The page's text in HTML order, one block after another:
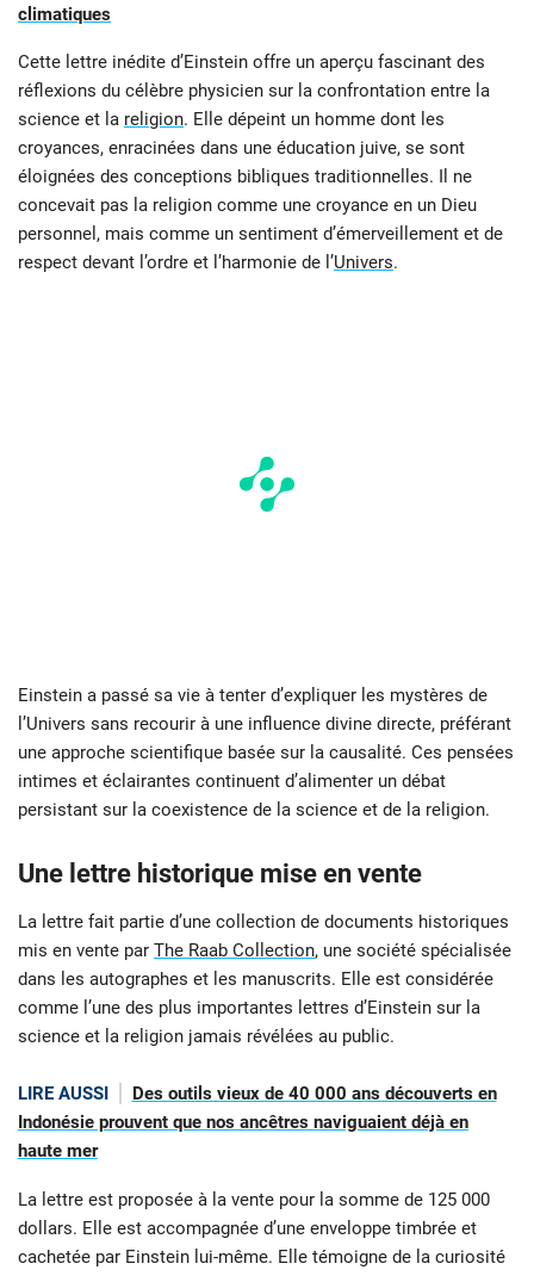
climatiques
Cette lettre inédite d’Einstein offre un aperçu fascinant des
réflexions du célèbre physicien sur la confrontation entre la
science et la religion. Elle dépeint un homme dont les
croyances, enracinées dans une éducation juive, se sont
éloignées des conceptions bibliques traditionnelles. Il ne
concevait pas la religion comme une croyance en un Dieu
personnel, mais comme un sentiment d’émerveillement et de
respect devant l’ordre et l’harmonie de l’Univers.
Einstein a passé sa vie à tenter d’expliquer les mystères de
l’Univers sans recourir à une influence divine directe, préférant
une approche scientifique basée sur la causalité. Ces pensées
intimes et éclairantes continuent d’alimenter un débat
persistant sur la coexistence de la science et de la religion.
Une lettre historique mise en vente
La lettre fait partie d’une collection de documents historiques
mis en vente par The Raab Collection, une société spécialisée
dans les autographes et les manuscrits. Elle est considérée
comme l’une des plus importantes lettres d’Einstein sur la
science et la religion jamais révélées au public.
LIRE AUSSI
Des outils vieux de 40 000 ans découverts en
Indonésie prouvent que nos ancêtres naviguaient déjà en
haute mer
La lettre est proposée à la vente pour la somme de 125 000
dollars. Elle est accompagnée d’une enveloppe timbrée et
cachetée par Einstein lui-même. Elle témoigne de la curiosité